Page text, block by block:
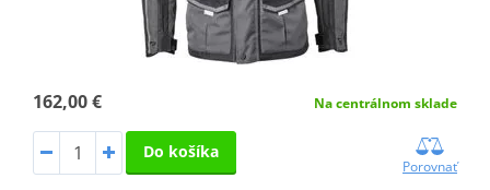
162,00 € Na centrálnom sklade
Do košíka
Porovnať